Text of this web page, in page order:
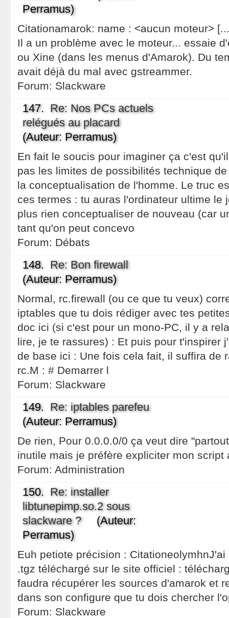
Perramus)
Citationamarok: name : <aucun moteur>
Il a un problème avec le moteur... essaie
ou Xine (dans les menus d'Amarok). Du
avait déjà du mal avec gstreammer.
Forum: Slackware
147. Re: Nos PCs actuels
relégués au placard
(Auteur: Perramus)
En fait le soucis pour imaginer ça c'est
pas les limites de possibilités technique
la conceptualisation de l'homme. Le truc
ces termes : tu auras l'ordinateur ultime le
plus rien conceptualiser de nouveau (car
tant qu'on peut concevo
Forum: Débats
148. Re: Bon firewall
(Auteur: Perramus)
Normal, rc.firewall (ou ce que tu veux)
iptables que tu dois rédiger avec tes
doc ici (si c'est pour un mono-PC, il y a
lire, je te rassures) : Et puis pour t'inspirer
de base ici : Une fois cela fait, il suffira de
rc.M : # Demarrer l
Forum: Slackware
149. Re: iptables parefeu
(Auteur: Perramus)
De rien, Pour 0.0.0.0/0 ça veut dire
inutile mais je préfère expliciter mon script
Forum: Administration
150. Re: installer
libtunepimp.so.2 sous
slackware ?(Auteur:
Perramus)
Euh petiote précision :
.tgz téléchargé sur le site officiel :
faudra récupérer les sources d'amarok et
dans son configure que tu dois chercher
Forum: Slackware